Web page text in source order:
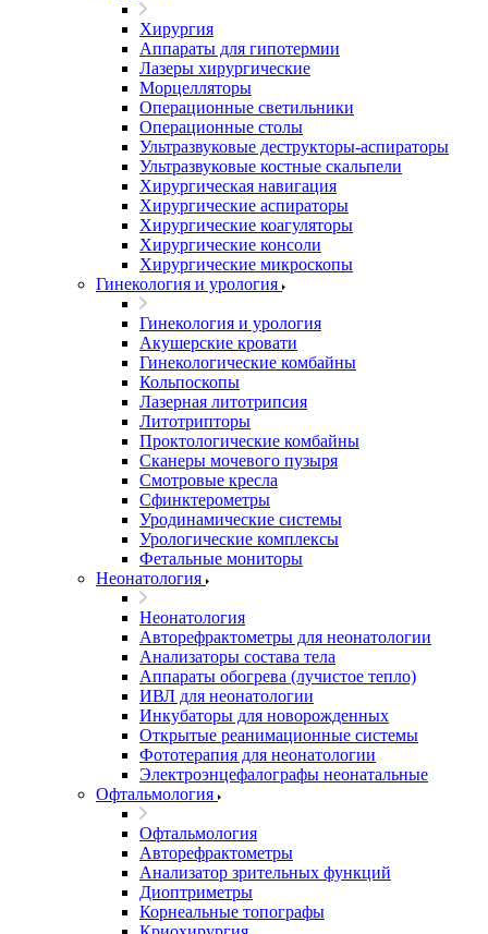
Хирургия
Аппараты для гипотермии
Лазеры хирургические
Морцелляторы
Операционные светильники
Операционные столы
Ультразвуковые деструкторы-аспираторы
Ультразвуковые костные скальпели
Хирургическая навигация
Хирургические аспираторы
Хирургические коагуляторы
Хирургические консоли
Хирургические микроскопы
Гинекология и урология
Гинекология и урология
Акушерские кровати
Гинекологические комбайны
Кольпоскопы
Лазерная литотрипсия
Литотрипторы
Проктологические комбайны
Сканеры мочевого пузыря
Смотровые кресла
Сфинктерометры
Уродинамические системы
Урологические комплексы
Фетальные мониторы
Неонатология
Неонатология
Авторефрактометры для неонатологии
Анализаторы состава тела
Аппараты обогрева (лучистое тепло)
ИВЛ для неонатологии
Инкубаторы для новорожденных
Открытые реанимационные системы
Фототерапия для неонатологии
Электроэнцефалографы неонатальные
Офтальмология
Офтальмология
Авторефрактометры
Анализатор зрительных функций
Диоптриметры
Корнеальные топографы